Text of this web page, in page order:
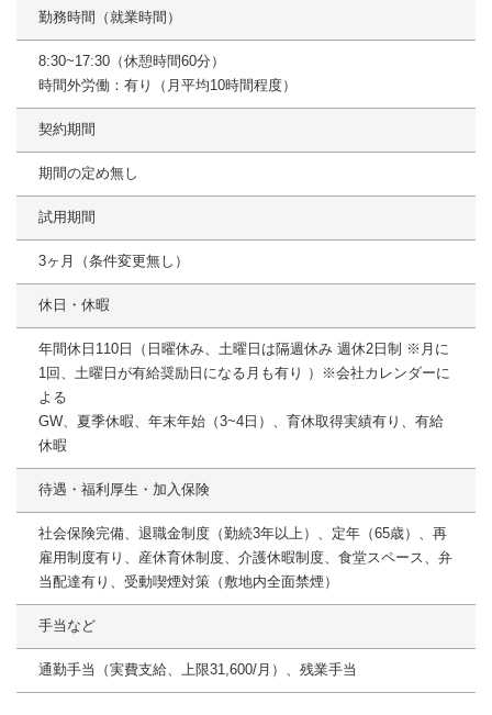
勤務時間（就業時間）
8:30~17:30（休憩時間60分）
時間外労働：有り（月平均10時間程度）
契約期間
期間の定め無し
試用期間
3ヶ月（条件変更無し）
休日・休暇
年間休日110日（日曜休み、土曜日は隔週休み 週休2日制 ※月に
1回、土曜日が有給奨励日になる月も有り ）※会社カレンダーに
よる
GW、夏季休暇、年末年始（3~4日）、育休取得実績有り、有給
休暇
待遇・福利厚生・加入保険
社会保険完備、退職金制度（勤続3年以上）、定年（65歳）、再
雇用制度有り、産休育休制度、介護休暇制度、食堂スペース、弁
当配達有り、受動喫煙対策（敷地内全面禁煙）
手当など
通勤手当（実費支給、上限31,600/月）、残業手当